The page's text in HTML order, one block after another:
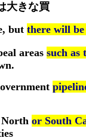
大きな買
but there will be
areas such as
or South